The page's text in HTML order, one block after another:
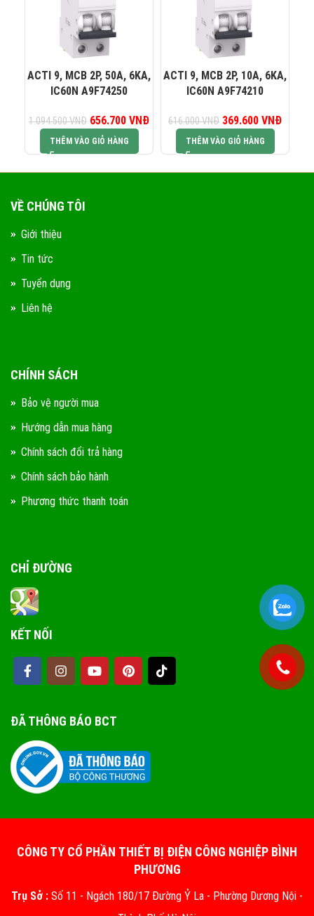
ACTI 9, MCB 2P, 50A, 6KA,
IC60N A9F74250
1.094.500VNĐ
Giá gốc là:
1.094.500 VNĐ.
656.700 VNĐ Giá hiện tại là:
656.700 VNĐ.
THÊM VÀO GIỎ HÀNG
ACTI 9, MCB 2P, 10A, 6KA,
IC60N A9F74210
616.000VNĐ
Giá gốc là:
616.000 VNĐ.
369.600 VNĐ
THÊM VÀO GIỎ HÀNG
VỀ CHÚNG TÔI
Giới thiệu
Tin tức
Tuyển dụng
Liên hệ
CHÍNH SÁCH
Bảo vệ người mua
Hướng dẫn mua hàng
Chính sách đổi trả hàng
Chính sách bảo hành
Phương thức thanh toán
CHỈ ĐƯỜNG
KẾT NỐI
ĐÃ THÔNG BÁO BCT
CÔNG TY CỔ PHẦN THIẾT BỊ ĐIỆN CÔNG NGHIỆP BÌNH
PHƯƠNG
Trụ Sở : Số 11 - Ngách 180/17 Đường Ỷ La - Phường Dương Nội -
KINH DOANH 4: 0823 944 186